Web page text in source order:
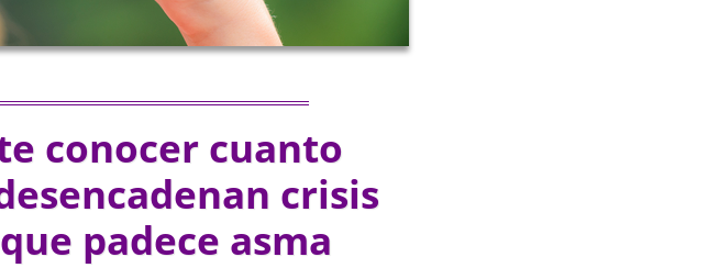
conocer cuanto
crisis
padece asma